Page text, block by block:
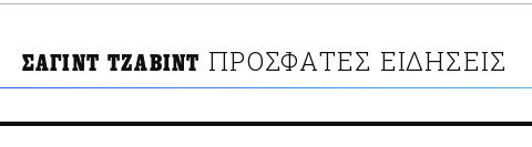
ΣΑΓΙΝΤ ΤΖΑΒΙΝΤ ΠΡΟΣΦΑΤΕΣ ΕΙΔΗΣΕΙΣ